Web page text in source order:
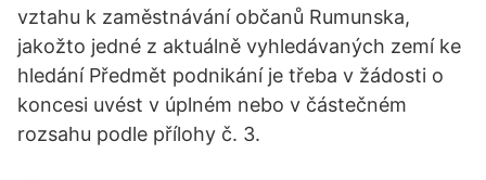
vztahu k zaměstnávání občanů Rumunska,
jakožto jedné z aktuálně vyhledávaných zemí ke
hledání Předmět podnikání je třeba v žádosti o
koncesi uvést v úplném nebo v částečném
rozsahu podle přílohy č. 3.